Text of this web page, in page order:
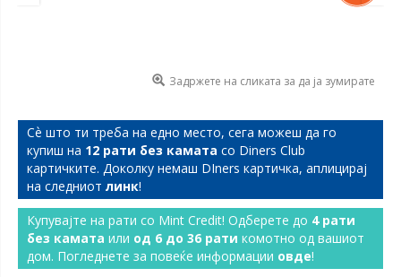
Задржете на сликата за да ја зумирате
Сѐ што ти треба на едно место, сега можеш да го
купиш на 12 рати без камата со Diners Club
картичките. Доколку немаш DIners картичка, аплицирај
на следниот линк!
Купувајте на рати со Mint Credit! Одберете до 4 рати
без камата или од 6 до 36 рати комотно од вашиот
дом. Погледнете за повеќе информации овде!